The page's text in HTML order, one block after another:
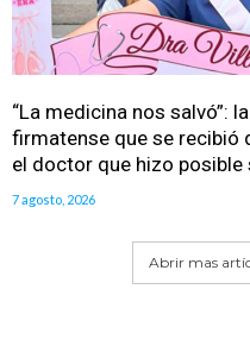
“La medicina nos salvó”:
firmatense que se recibió
el doctor que hizo posible
7 agosto, 2026
Abrir mas